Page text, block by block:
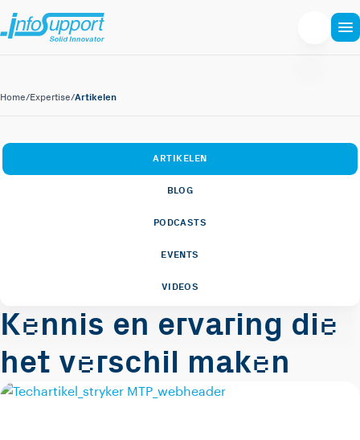
Home/Expertise/Artikelen
ARTIKELEN
BLOG
PODCASTS
EVENTS
VIDEOS
Kennis en ervaring die
het verschil maken